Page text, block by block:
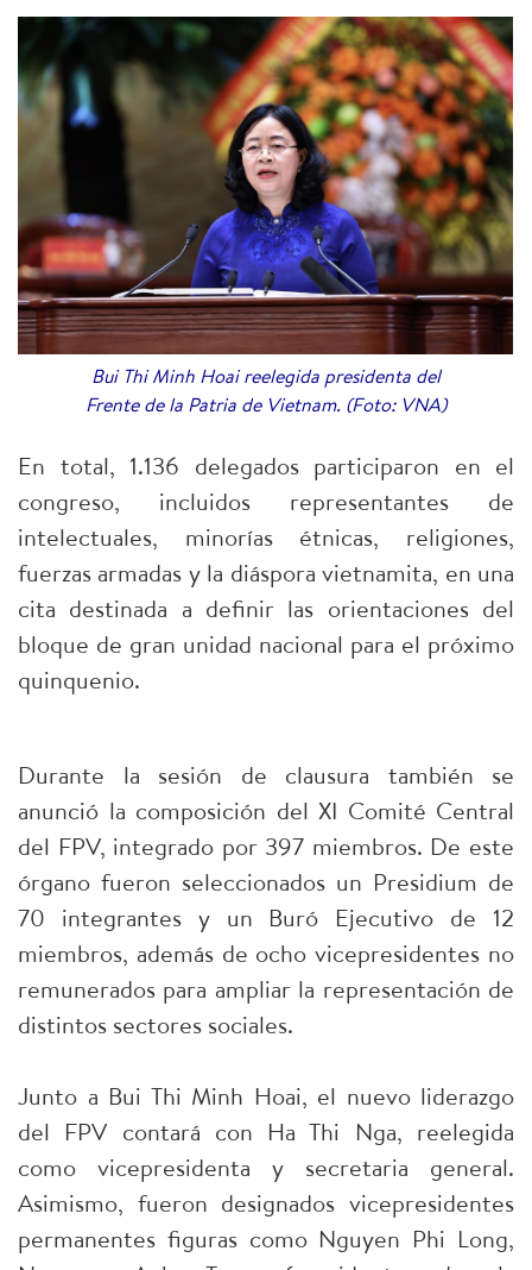
Bui Thi Minh Hoai reelegida presidenta del
Frente de la Patria de Vietnam. (Foto: VNA)
En total, 1.136 delegados participaron en el
congreso, incluidos representantes de
intelectuales, minorías étnicas, religiones,
fuerzas armadas y la diáspora vietnamita, en una
cita destinada a definir las orientaciones del
bloque de gran unidad nacional para el próximo
quinquenio.
Durante la sesión de clausura también se
anunció la composición del XI Comité Central
del FPV, integrado por 397 miembros. De este
órgano fueron seleccionados un Presidium de
70 integrantes y un Buró Ejecutivo de 12
miembros, además de ocho vicepresidentes no
remunerados para ampliar la representación de
distintos sectores sociales.
Junto a Bui Thi Minh Hoai, el nuevo liderazgo
del FPV contará con Ha Thi Nga, reelegida
como vicepresidenta y secretaria general.
Asimismo, fueron designados vicepresidentes
permanentes figuras como Nguyen Phi Long,